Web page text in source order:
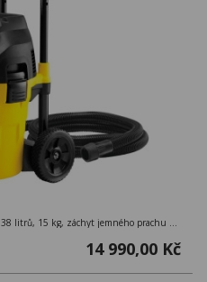
14 990,00 Kč